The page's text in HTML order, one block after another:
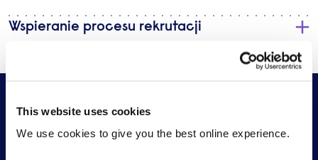
This website uses cookies
We use cookies to give you the best online experience.
Wspieranie procesu rekrutacji